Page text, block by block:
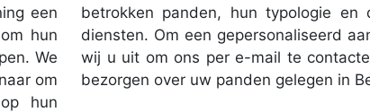
een
hun
We
om
hun
betrokken panden, hun typologie
diensten. Om een gepersonaliseerd
wij u uit om ons per e-mail te
bezorgen over uw panden gelegen in